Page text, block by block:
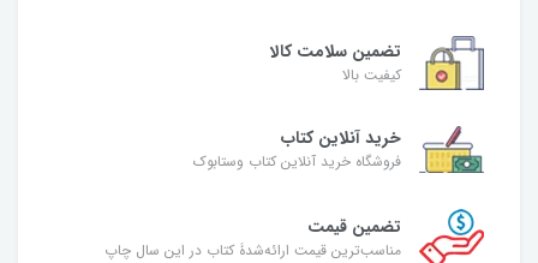
تضمین سلامت کالا
کیفیت بالا
خرید آنلاین کتاب
فروشگاه خرید آنلاین کتاب وستابوک
تضمین قیمت
مناسب‌ترین قیمت ارائه‌شدۀ کتاب در این سال چاپ